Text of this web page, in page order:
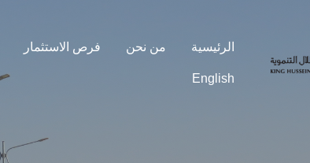
الرئيسية من نحن فرص الاستثمار
English